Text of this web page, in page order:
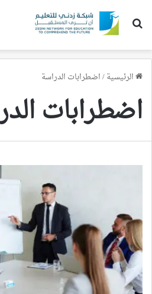
بحث عن
الرئيسية/اضطرابات الدراسة
اضطرابات